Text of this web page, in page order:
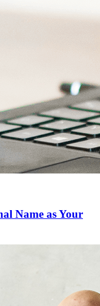
Name as Your